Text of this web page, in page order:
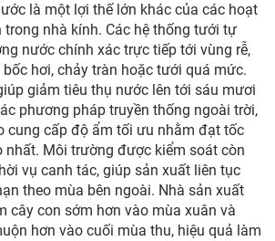
là một lợi thế lớn khác của các hoạt
nhà kính. Các hệ thống tưới tự
nước chính xác trực tiếp tới vùng rễ,
hơi, chảy tràn hoặc tưới quá mức.
giảm tiêu thụ nước lên tới sáu mươi
phương pháp truyền thống ngoài trời,
cung cấp độ ẩm tối ưu nhằm đạt tốc
nhất. Môi trường được kiểm soát còn
vụ canh tác, giúp sản xuất liên tục
theo mùa bên ngoài. Nhà sản xuất
cây con sớm hơn vào mùa xuân và
hơn vào cuối mùa thu, hiệu quả làm